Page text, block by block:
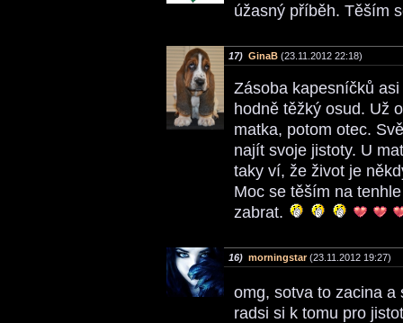
úžasný příběh. Těším
17) GinaB (23.11.2012 22:18)
Zásoba kapesníčků
hodně těžký osud. Už
matka, potom otec.
najít svoje jistoty. U
taky ví, že život je
Moc se těším na
zabrat.
16) morningstar(23.11.2012 19:27)
omg, sotva to zacina a
radsi si k tomu pro